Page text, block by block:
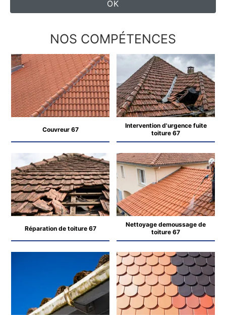
NOS COMPÉTENCES
Couvreur 67
Intervention d'urgence fuite
toiture 67
Réparation de toiture 67
Nettoyage demoussage de
toiture 67